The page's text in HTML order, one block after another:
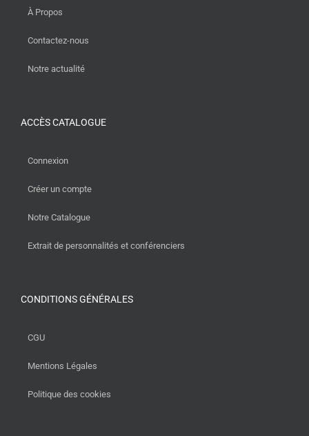
À Propos
Contactez-nous
Notre actualité
ACCÈS CATALOGUE
Connexion
Créer un compte
Notre Catalogue
Extrait de personnalités et conférenciers
CONDITIONS GÉNÉRALES
CGU
Mentions Légales
Politique des cookies